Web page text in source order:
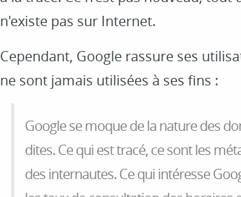
n'existe pas sur Internet.
Cependant, Google rassure ses
ne sont jamais utilisées à ses fins :
Google se moque de la nature des
dites. Ce qui est tracé, ce sont les
des internautes. Ce qui intéresse